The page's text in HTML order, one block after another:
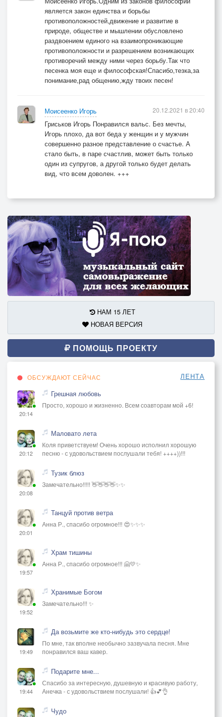
Подать в пятый раз на развод!
И выла за окнами вьюга!
Кричала им из темноты,
Что сложно бывает прожить друг без друга,
Гораздо страшней без мечты!
является закон единства и борьбы
противоположностей,движение и развитие в
природе, обществе и мышлении обусловлено
раздвоением единого на взаимопроникающие
противоположности и разрешением возникающих
противоречий между ними через борьбу.Так что
песенка моя еще и философская!Спасибо,тезка,за
понимание,рад общению,жду твоих песен!
Моисеенко Игорь
Гриськов Игорь Понравился вальс. Без мечты,
Игорь плохо, да вот беда у женщин и у мужчин
совершенно разное представление о счастье. А
стало быть, в паре счастлив, может быть только
один из супругов, а другой только будет делать
вид, что всем доволен. +++
20.12.2021 в 20:40
НАМ 15 ЛЕТ
НОВАЯ ВЕРСИЯ
ПОМОЩЬ ПРОЕКТУ
ОБСУЖДАЮТ СЕЙЧАС ЛЕНТА
20:14
Грешная любовь
Просто, хорошо и жизненно. Всем соавторам мой +6!
20:12
Маловато лета
Коля приветствуем! Очень хорошо исполнил хорошую
песню - с удовольствием послушали тебя! ++++))!!!
20:08
Тузик блюз
Замечательно!!!!! 👋👋👋👋✨✨
20:01
Танцуй против ветра
Анна Р., спасибо огромное!!! 😍✨✨✨
19:57
Храм тишины
Анна Р., спасибо огромное!!! 🤗💛✨
19:52
Хранимые Богом
Замечательно!!! ✨
19:49
Да возьмите же кто-нибудь это сердце!
По мне, так вполне необычно зазвучала песня. Мне
понравился ваш кавер.
19:44
Подарите мне...
Спасибо за интересную, душевную и красивую работу,
Анечка - с удовольствием послушали! 👍💕👌
Чудо